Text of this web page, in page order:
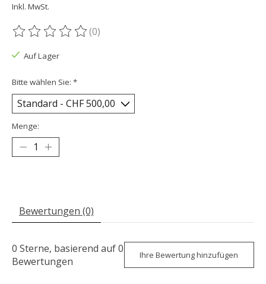
Inkl. MwSt.
Die Bewertung dieses Produkts ist
(0)
Auf Lager
Bitte wählen Sie: *
Menge:
Bewertungen (0)
0 Sterne, basierend auf0
Bewertungen
Ihre Bewertung hinzufügen